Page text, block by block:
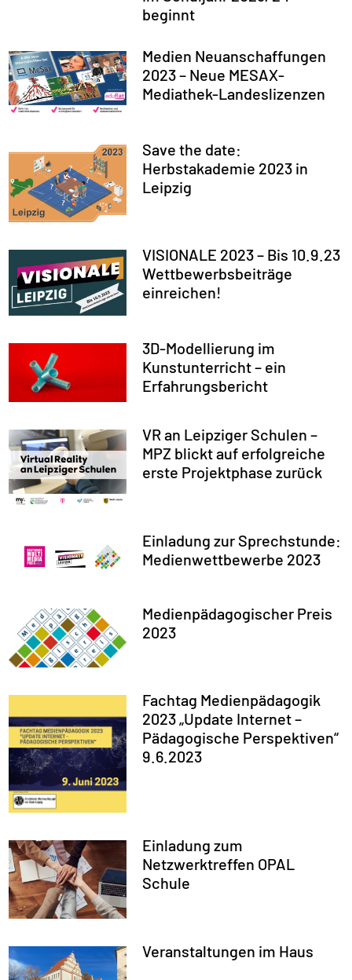
beginnt
Medien Neuanschaffungen
2023 – Neue MESAX-
Mediathek-Landeslizenzen
Save the date:
Herbstakademie 2023 in
Leipzig
VISIONALE 2023 – Bis 10.9.23
Wettbewerbsbeiträge
einreichen!
3D-Modellierung im
Kunstunterricht – ein
Erfahrungsbericht
VR an Leipziger Schulen –
MPZ blickt auf erfolgreiche
erste Projektphase zurück
Einladung zur Sprechstunde:
Medienwettbewerbe 2023
Medienpädagogischer Preis
2023
Fachtag Medienpädagogik
2023 „Update Internet –
Pädagogische Perspektiven“
9.6.2023
Einladung zum
Netzwerktreffen OPAL
Schule
Veranstaltungen im Haus